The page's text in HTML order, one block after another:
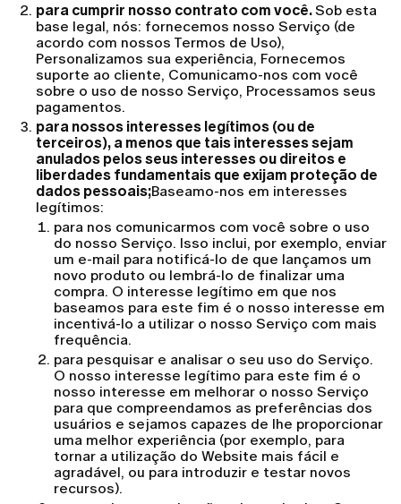
para cumprir nosso contrato com você.Sob esta
base legal, nós: fornecemos nosso Serviço (de
acordo com nossos Termos de Uso),
Personalizamos sua experiência, Fornecemos
suporte ao cliente, Comunicamo-nos com você
sobre o uso de nosso Serviço, Processamos seus
pagamentos.
para nossos interesses legítimos (ou de
terceiros), a menos que tais interesses sejam
anulados pelos seus interesses ou direitos e
liberdades fundamentais que exijam proteção de
dados pessoais;Baseamo-nos em interesses
legítimos:
para nos comunicarmos com você sobre o uso
do nosso Serviço. Isso inclui, por exemplo, enviar
um e-mail para notificá-lo de que lançamos um
novo produto ou lembrá-lo de finalizar uma
compra. O interesse legítimo em que nos
baseamos para este fim é o nosso interesse em
incentivá-lo a utilizar o nosso Serviço com mais
frequência.
para pesquisar e analisar o seu uso do Serviço.
O nosso interesse legítimo para este fim é o
nosso interesse em melhorar o nosso Serviço
para que compreendamos as preferências dos
usuários e sejamos capazes de lhe proporcionar
uma melhor experiência (por exemplo, para
tornar a utilização do Website mais fácil e
agradável, ou para introduzir e testar novos
recursos).